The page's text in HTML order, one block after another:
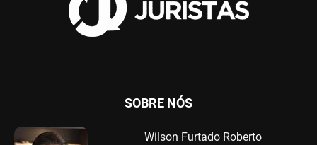
SOBRE NÓS
Wilson Furtado Roberto